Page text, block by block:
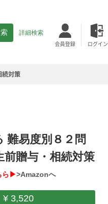
詳細検索
会員登録 ログイン
続対策
難易度別８２問
贈与・相続対策
ら▶>Amazonへ
¥ 3,520